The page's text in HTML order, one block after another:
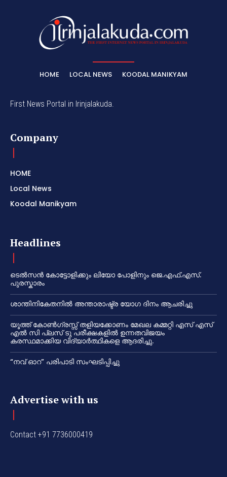
HOME LOCAL NEWS KOODAL MANIKYAM
First News Portal in Irinjalakuda.
Company
HOME
Local News
Koodal Manikyam
Headlines
ടെൽസൻ കോട്ടോളിക്കും ലിയോ പോളിനും ജെ.എഫ്.എസ്.
പുരസ്കാരം
ശാന്തിനികേതനിൽ അന്താരാഷ്ട്ര യോഗ ദിനം ആചരിച്ചു
യൂത്ത് കോൺഗ്രസ്സ് തളിയക്കോണം മേഖല കമ്മറ്റി എസ് എസ്
എൽ സി പ്ലസ് ടു പരീക്ഷകളിൽ ഉന്നതവിജയം
കരസ്ഥമാക്കിയ വിദ്യാർത്ഥികളെ ആദരിച്ചു.
“നവ് ഓറ” പരിപാടി സംഘടിപ്പിച്ചു
Advertise with us
Contact +91 7736000419